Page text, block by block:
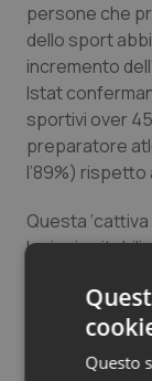
Tiroide
Tumore
Tumore
Ulcera &
Vaccini
persone che
dello sport
incremento
Istat
sportivi over
preparatore
l’89%)
Questa
lesioni evitabili
da attività
Secondo i dati
Questo